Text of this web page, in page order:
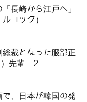
長崎から江戸へ」
コック）
裁となった服部正
）先輩 2
、日本が韓国の発